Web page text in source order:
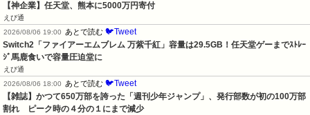
【神企業】任天堂、熊本に5000万円寄付
えび通
2026/08/06 19:00
あとで読む 🐦Tweet
Switch2「ファイアーエムブレム 万紫千紅」容量は29.5GB！任天堂ゲーまでｽﾄﾚｰ
ｼﾞ馬鹿食いで容量圧迫堂に
えび通
2026/08/06 18:00
あとで読む 🐦Tweet
【雑誌】かつて650万部を誇った「週刊少年ジャンプ」、発行部数が初の100万部
割れ　ピーク時の４分の１にまで減少